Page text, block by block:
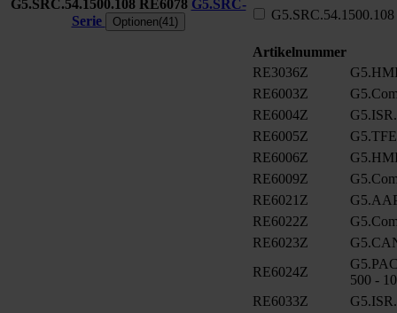
G5.SRC.54.1500.108 RE6078 G5.SRC-
Serie
Optionen(41) G5.SRC.54.1500.108
Artikelnummer
RE3036Z
RE6003Z
RE6004Z
RE6005Z
G5.TFE
RE6006Z
RE6009Z
RE6021Z
RE6022Z
RE6023Z
RE6024Z
500 -
RE6033Z